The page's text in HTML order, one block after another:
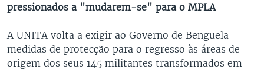
pressionados a "mudarem-se" para o MPLA
A UNITA volta a exigir ao Governo de Benguela
medidas de protecção para o regresso às áreas de
origem dos seus 145 militantes transformados em